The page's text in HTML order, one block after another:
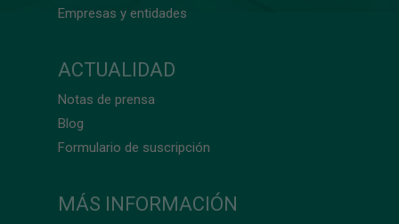
Empresas y entidades
ACTUALIDAD
Notas de prensa
Blog
Formulario de suscripción
MÁS INFORMACIÓN